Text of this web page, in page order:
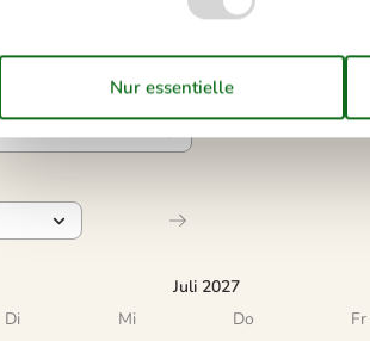
Juli 2027
Di Mi Do Fr